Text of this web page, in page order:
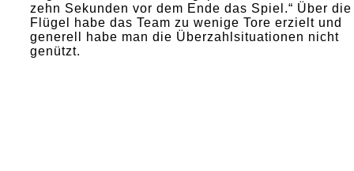
zehn Sekunden vor dem Ende das Spiel.“ Über die
Flügel habe das Team zu wenige Tore erzielt und
generell habe man die Überzahlsituationen nicht
genützt.